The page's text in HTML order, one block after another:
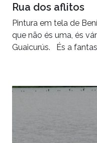
Rua dos aflitos
Pintura em tela de
que não és uma, és
Guaicurús. És a